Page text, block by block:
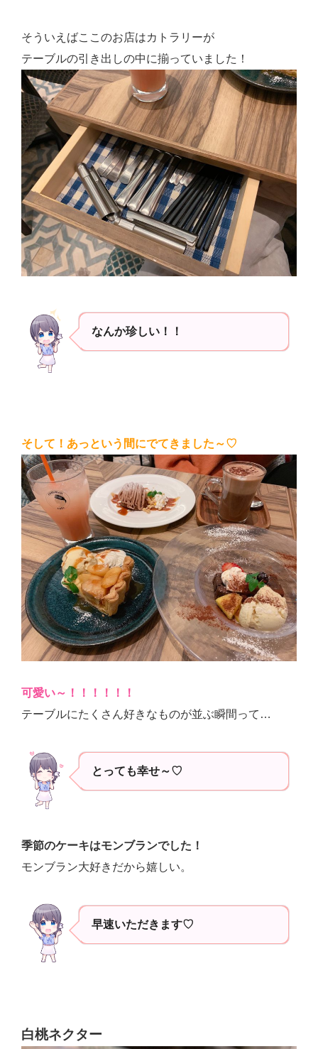
そういえばここのお店はカトラリーが
テーブルの引き出しの中に揃っていました！
なんか珍しい！！
そして！あっという間にでてきました～♡
可愛い～！！！！！！
テーブルにたくさん好きなものが並ぶ瞬間って…
とっても幸せ～♡
季節のケーキはモンブランでした！
モンブラン大好きだから嬉しい。
早速いただきます♡
白桃ネクター